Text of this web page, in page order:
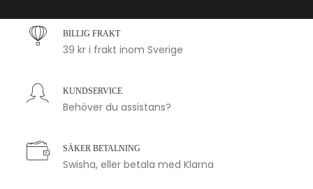
BILLIG FRAKT
39 kr i frakt inom Sverige
KUNDSERVICE
Behöver du assistans?
SÄKER BETALNING
Swisha, eller betala med Klarna